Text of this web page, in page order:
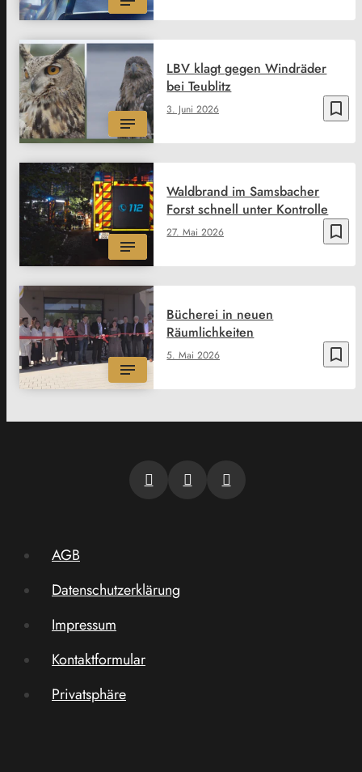
bookmark_border
3. Juni 2026
LBV klagt gegen Windräder
bei Teublitz
bookmark_border
27. Mai 2026
Waldbrand im Samsbacher
Forst schnell unter Kontrolle
bookmark_border
5. Mai 2026
Bücherei in neuen
Räumlichkeiten
AGB
Datenschutzerklärung
Impressum
Kontaktformular
Privatsphäre